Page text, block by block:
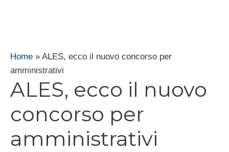
Home » ALES, ecco il nuovo concorso per
amministrativi
ALES, ecco il nuovo
concorso per
amministrativi